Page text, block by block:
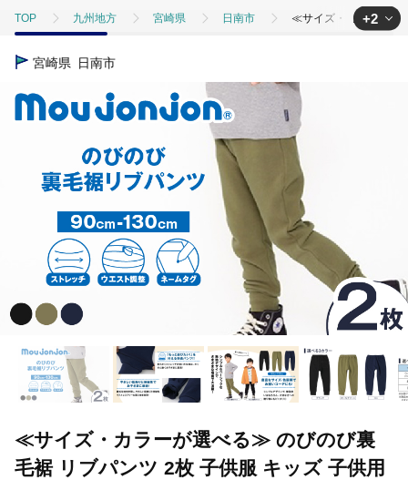
TOP 九州地方 宮崎県 日南市 ≪サイズ・カラーが選
TOP
≪サイズ・カラーが選べる≫ のびの
+2
宮崎県 日南市
≪サイズ・カラーが選べる≫ のびのび裏
毛裾 リブパンツ 2枚 子供服 キッズ 子供用